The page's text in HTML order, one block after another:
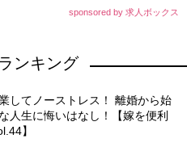
sponsored by 求人ボックス
ンキング
してノーストレス！ 離婚から始
人生に悔いはなし！【嫁を便利
】